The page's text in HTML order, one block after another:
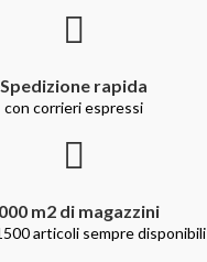
Spedizione rapida
con corrieri espressi
m2 di magazzini
articoli sempre disponibili